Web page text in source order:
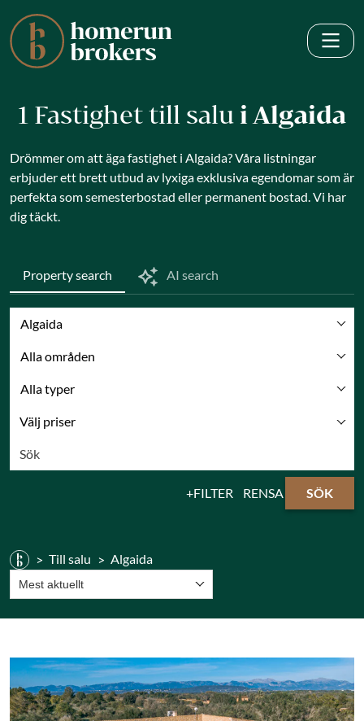
1 Fastighet till salu i Algaida
Drömmer om att äga fastighet i Algaida? Våra listningar
erbjuder ett brett utbud av lyxiga exklusiva egendomar som är
perfekta som semesterbostad eller permanent bostad. Vi har
dig täckt.
Property search AI search
Algaida
Alla områden
Alla typer
Välj priser
FILTER RENSA SÖK
Till salu Algaida
Mest aktuellt